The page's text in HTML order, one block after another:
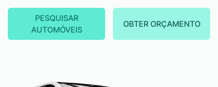
PESQUISAR
AUTOMÓVEIS
OBTER ORÇAMENTO